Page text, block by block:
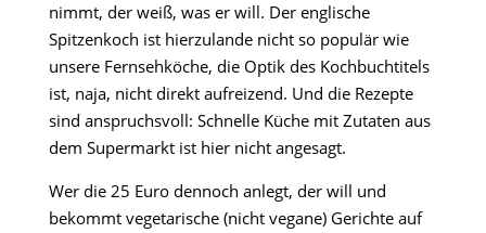
nimmt, der weiß, was er will. Der englische
Spitzenkoch ist hierzulande nicht so populär wie
unsere Fernsehköche, die Optik des Kochbuchtitels
ist, naja, nicht direkt aufreizend. Und die Rezepte
sind anspruchsvoll: Schnelle Küche mit Zutaten aus
dem Supermarkt ist hier nicht angesagt.
Wer die 25 Euro dennoch anlegt, der will und
bekommt vegetarische (nicht vegane) Gerichte auf